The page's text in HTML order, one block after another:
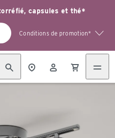
capsules et thé*
Conditions de promotion*